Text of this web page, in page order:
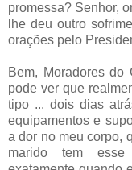
promessa? Senhor,
lhe deu outro
orações pelo
Bem, Moradores do
pode ver que
tipo ... dois dias
equipamentos e
a dor no meu corpo,
marido tem esse